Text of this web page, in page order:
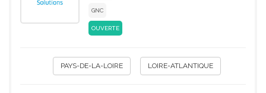
GNC
OUVERTE
PAYS-DE-LA-LOIRE LOIRE-ATLANTIQUE